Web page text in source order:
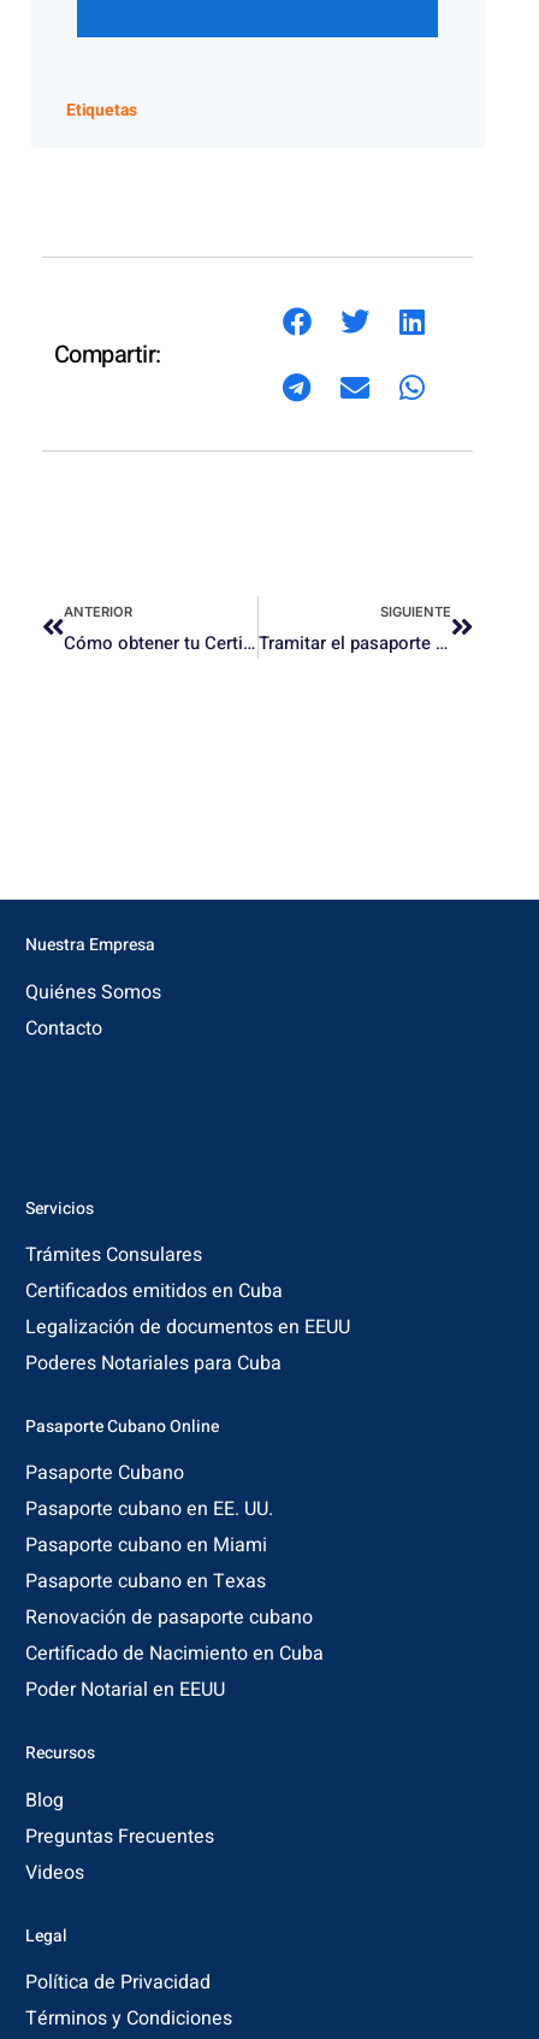
Etiquetas
Compartir:
ANTERIOR
Cómo obtener tu Certificado de Nacimiento online desde cualquier país: guía actualizada para cubanos
SIGUIENTE
Tramitar el pasaporte cubano a tiempo: la clave para empezar el año
Nuestra Empresa
Quiénes Somos
Contacto
Servicios
Trámites Consulares
Certificados emitidos en Cuba
Legalización de documentos en EEUU
Poderes Notariales para Cuba
Pasaporte Cubano Online
Pasaporte Cubano
Pasaporte cubano en EE. UU.
Pasaporte cubano en Miami
Pasaporte cubano en Texas
Renovación de pasaporte cubano
Certificado de Nacimiento en Cuba
Poder Notarial en EEUU
Recursos
Blog
Preguntas Frecuentes
Videos
Legal
Política de Privacidad
Términos y Condiciones